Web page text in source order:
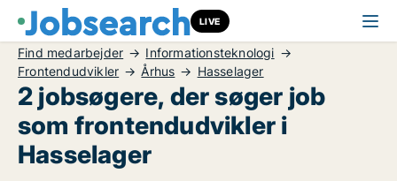
LIVE
Find medarbejder
Informationsteknologi
Frontendudvikler
Århus Hasselager
2 jobsøgere, der søger job
som frontendudvikler i
Hasselager